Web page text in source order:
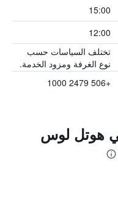
15:00
12:00
تختلف السياسات حسب
نوع الغرفة ومزود الخدمة.
+506 2479 1000
هوتل لوس